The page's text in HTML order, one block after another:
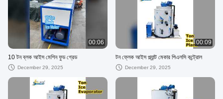
00:06
10 টন ব্লক আইস মেশিন ফুড গ্রেড
December 29, 2025
00:09
টন ফ্লেক আইস প্ল্যান্ট মেকার পিএলসি কন্ট্রোল
December 29, 2025